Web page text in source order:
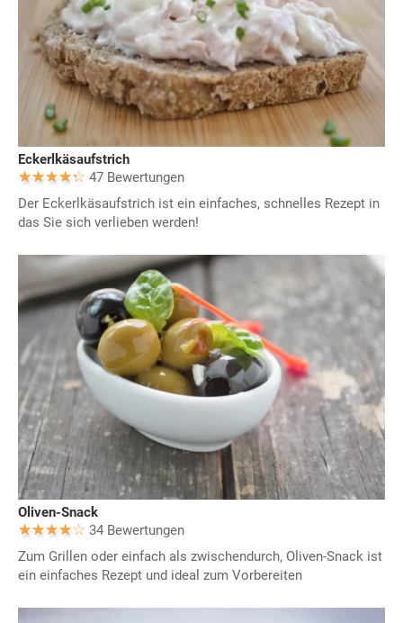
Eckerlkäsaufstrich
47 Bewertungen
Der Eckerlkäsaufstrich ist ein einfaches, schnelles Rezept in
das Sie sich verlieben werden!
Oliven-Snack
34 Bewertungen
Zum Grillen oder einfach als zwischendurch, Oliven-Snack ist
ein einfaches Rezept und ideal zum Vorbereiten